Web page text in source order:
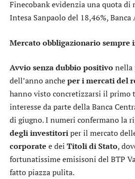
Finecobank evidenzia una quota di
Intesa Sanpaolo del 18,46%, Banca
Mercato obbligazionario sempre
Avvio senza dubbio positivo nella
dell’anno ancheper i mercati del
hanno visto concretizzarsi il primo
interesse da parte della Banca
di giugno. I numeri confermano la
degli investitoriper il mercato
corporate e dei Titoli di Stato,
fortunatissime emisisoni del BTP
fatto piazza pulita.